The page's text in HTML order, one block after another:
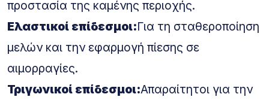
προστασία της καμένης περιοχής.
Ελαστικοί επίδεσμοι:Για τη σταθεροποίηση
μελών και την εφαρμογή πίεσης σε
αιμορραγίες.
Τριγωνικοί επίδεσμοι:Απαραίτητοι για την